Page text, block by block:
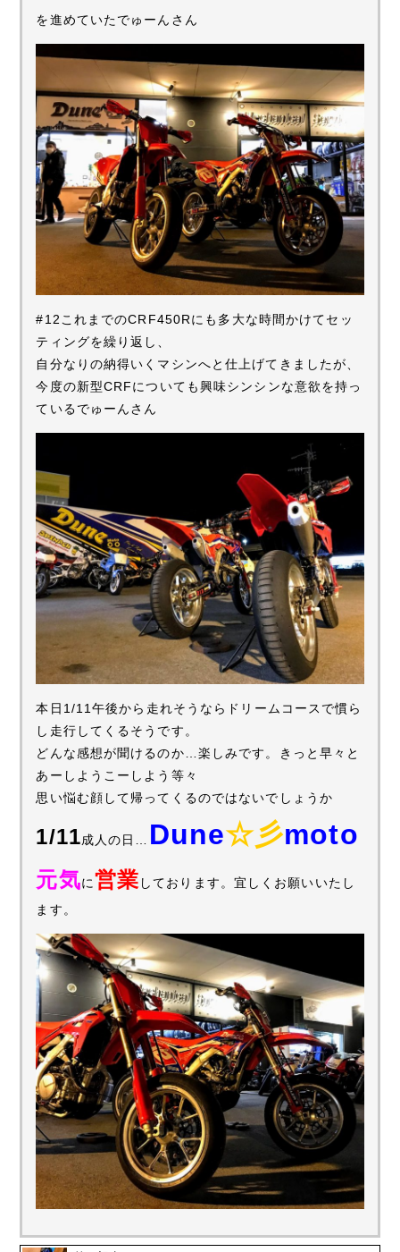
を進めていたでゅーんさん
#12これまでのCRF450Rにも多大な時間かけてセッ
ティングを繰り返し、
自分なりの納得いくマシンへと仕上げてきましたが、
今度の新型CRFについても興味シンシンな意欲を持っ
ているでゅーんさん
本日1/11午後から走れそうならドリームコースで慣ら
し走行してくるそうです。
どんな感想が聞けるのか…楽しみです。きっと早々と
あーしようこーしよう等々
思い悩む顔して帰ってくるのではないでしょうか
1/11成人の日… Dune☆彡moto
元気に営業 しております。宜しくお願いいたし
ます。